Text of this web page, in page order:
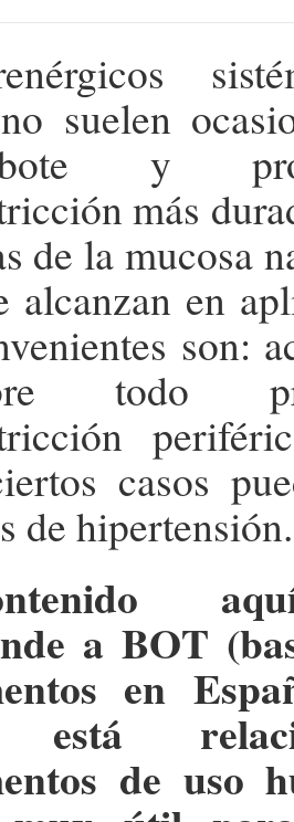
suelen
y
más
de la mucosa
alcanzan en
son:
todo
casos
de hipertensión.
a BOT
en
está
de uso